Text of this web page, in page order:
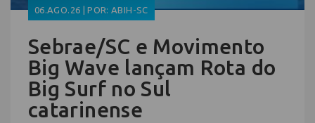
06.AGO.26 | POR: ABIH-SC
Sebrae/SC e Movimento
Big Wave lançam Rota do
Big Surf no Sul
catarinense